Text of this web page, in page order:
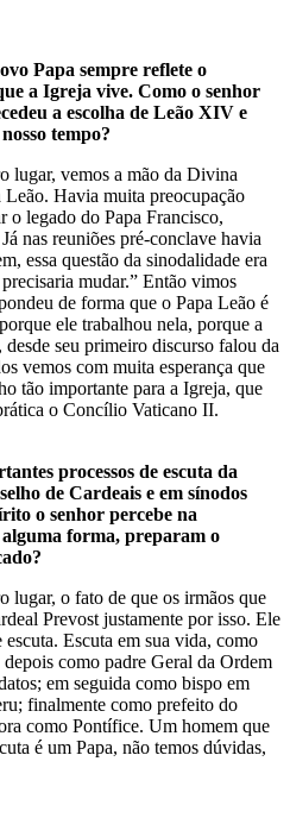
Papa sempre reflete o
a Igreja vive. Como o senhor
a escolha de Leão XIV e
tempo?
lugar, vemos a mão da Divina
Havia muita preocupação
o legado do Papa Francisco,
nas reuniões pré-conclave havia
essa questão da sinodalidade era
mudar.” Então vimos
de forma que o Papa Leão é
ele trabalhou nela, porque a
seu primeiro discurso falou da
vemos com muita esperança que
tão importante para a Igreja, que
o Concílio Vaticano II.
processos de escuta da
de Cardeais e em sínodos
o senhor percebe na
forma, preparam o
lugar, o fato de que os irmãos que
Prevost justamente por isso. Ele
Escuta em sua vida, como
como padre Geral da Ordem
em seguida como bispo em
finalmente como prefeito do
como Pontífice. Um homem que
é um Papa, não temos dúvidas,